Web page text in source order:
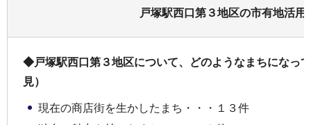
戸塚駅西口第３地区の市有地活用
◆戸塚駅西口第３地区について、どのようなまちになっ
見）
現在の商店街を生かしたまち・・・１３件